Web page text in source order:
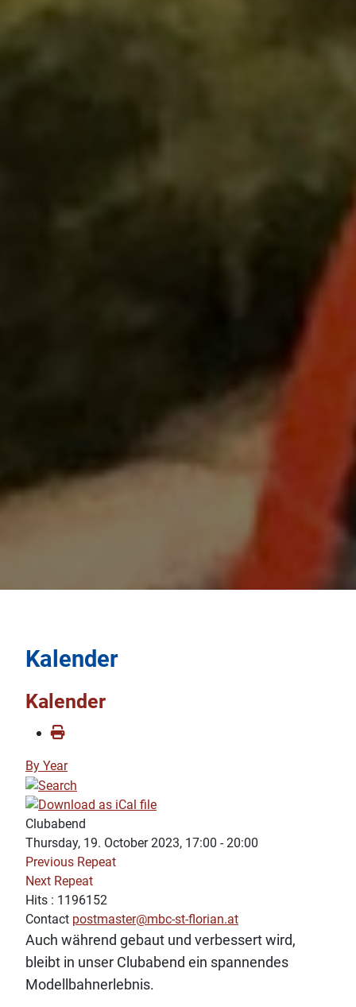
Kalender
Kalender
By Year
Clubabend
Thursday, 19. October 2023, 17:00 - 20:00
Previous Repeat
Next Repeat
Hits : 1196152
Contact postmaster@mbc-st-florian.at
Auch während gebaut und verbessert wird,
bleibt in unser Clubabend ein spannendes
Modellbahnerlebnis.